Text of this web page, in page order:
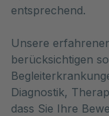
entsprechend.
Unsere
berücksichtigen
Diagnostik,
dass Sie Ihre